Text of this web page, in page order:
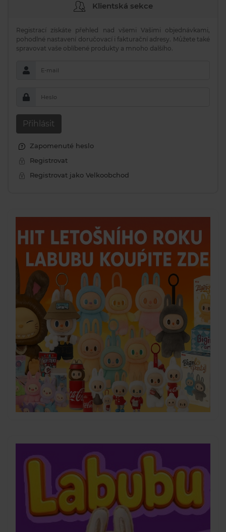
Klientská sekce
Registrací získáte přehled nad všemi Vašimi objednávkami,
pohodlné nastavení doručovací i fakturační adresy. Můžete také
spravovat vaše oblíbené produkty a mnoho dalšího.
E-mail
Heslo
Přihlásit
Zapomenuté heslo
Registrovat
Registrovat jako Velkoobchod